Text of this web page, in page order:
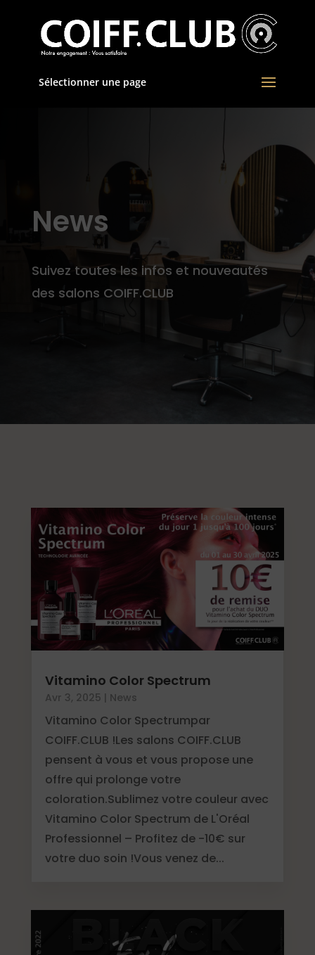
Sélectionner une page
News
Suivez toutes les infos et nouveautés
des salons COIFF.CLUB
Vitamino Color Spectrum
Avr 3, 2025 | News
Vitamino Color Spectrumpar
COIFF.CLUB !Les salons COIFF.CLUB
pensent à vous et vous propose une
offre qui prolonge votre
coloration.Sublimez votre couleur avec
Vitamino Color Spectrum de L'Oréal
Professionnel – Profitez de -10€ sur
votre duo soin !Vous venez de...